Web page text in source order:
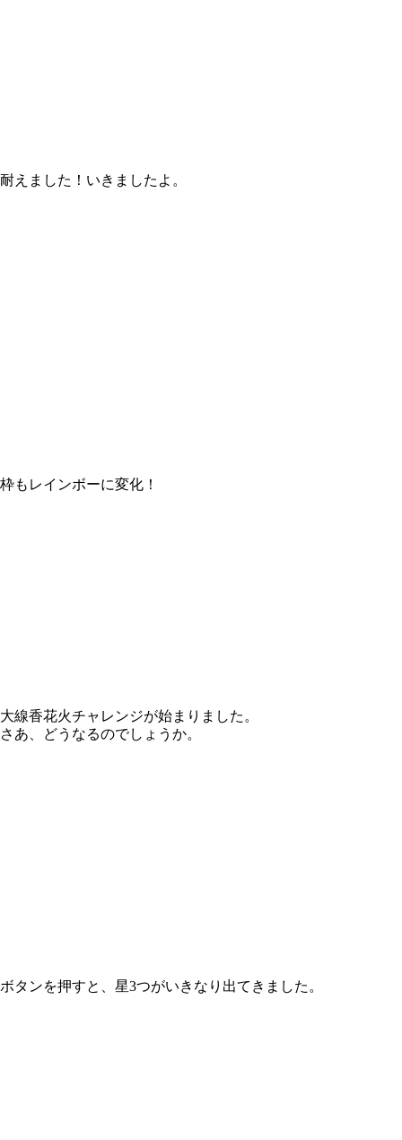
耐えました！いきましたよ。
枠もレインボーに変化！
大線香花火チャレンジが始まりました。
さあ、どうなるのでしょうか。
ボタンを押すと、星3つがいきなり出てきました。